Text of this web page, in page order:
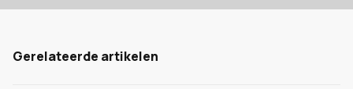
Gerelateerde artikelen